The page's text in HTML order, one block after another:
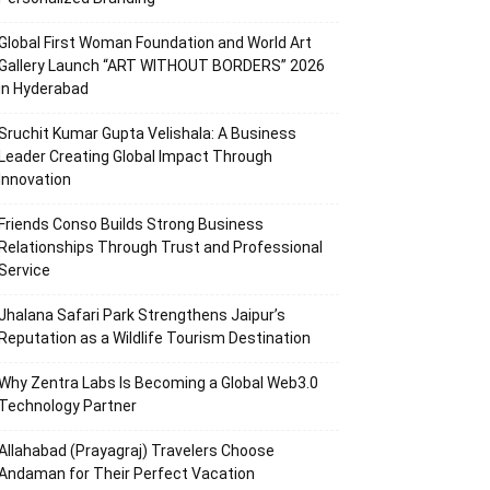
First Woman Foundation and World Art
Launch “ART WITHOUT BORDERS” 2026
Hyderabad
Kumar Gupta Velishala: A Business
Creating Global Impact Through
Conso Builds Strong Business
Through Trust and Professional
Safari Park Strengthens Jaipur’s
as a Wildlife Tourism Destination
Zentra Labs Is Becoming a Global Web3.0
Partner
(Prayagraj) Travelers Choose
for Their Perfect Vacation